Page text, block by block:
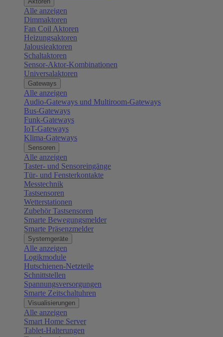
Alle anzeigen
Dimmaktoren
Fan Coil Aktoren
Heizungsaktoren
Jalousieaktoren
Schaltaktoren
Sensor-Aktor-Kombinationen
Universalaktoren
Gateways
Alle anzeigen
Audio-Gateways und Multiroom-Gateways
Bus-Gateways
Funk-Gateways
IoT-Gateways
Klima-Gateways
Sensoren
Alle anzeigen
Taster- und Sensoreingänge
Tür- und Fensterkontakte
Messtechnik
Tastsensoren
Wetterstationen
Zubehör Tastsensoren
Smarte Bewegungsmelder
Smarte Präsenzmelder
Systemgeräte
Alle anzeigen
Logikmodule
Hutschienen-Netzteile
Schnittstellen
Spannungsversorgungen
Smarte Zeitschaltuhren
Visualisierungen
Alle anzeigen
Smart Home Server
Tablet-Halterungen